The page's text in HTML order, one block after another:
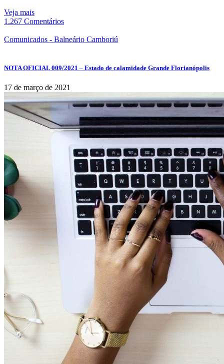
Veja mais
1.267 Comentários
Comunicados - Balneário Camboriú
NOTA OFICIAL 009/2021 – Estado de calamidade Grande Florianópolis
17 de março de 2021